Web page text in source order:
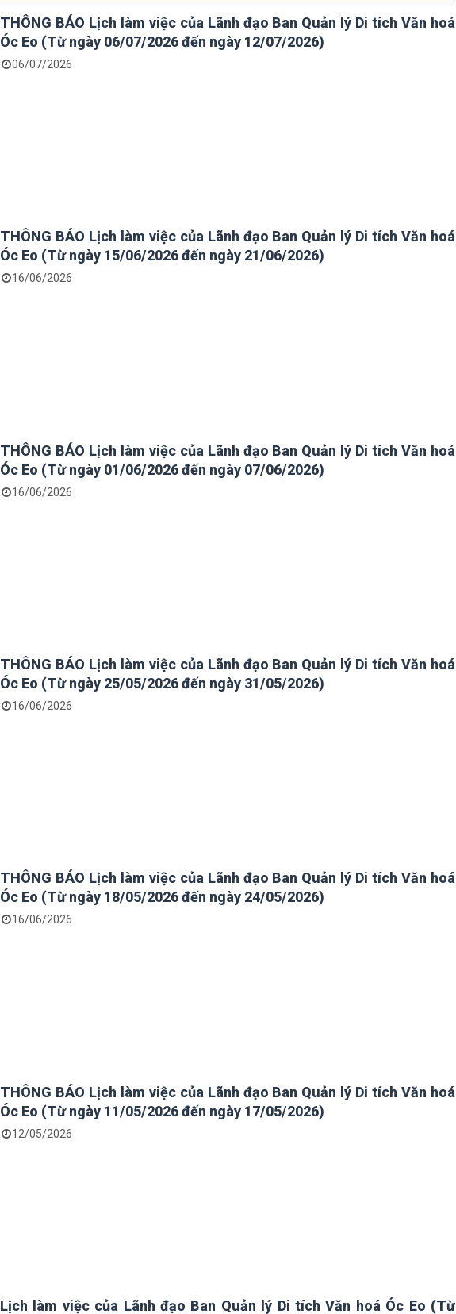
THÔNG BÁO Lịch làm việc của Lãnh đạo Ban Quản lý Di tích Văn hoá
Óc Eo (Từ ngày 06/07/2026 đến ngày 12/07/2026)
06/07/2026
THÔNG BÁO Lịch làm việc của Lãnh đạo Ban Quản lý Di tích Văn hoá
Óc Eo (Từ ngày 15/06/2026 đến ngày 21/06/2026)
16/06/2026
THÔNG BÁO Lịch làm việc của Lãnh đạo Ban Quản lý Di tích Văn hoá
Óc Eo (Từ ngày 01/06/2026 đến ngày 07/06/2026)
16/06/2026
THÔNG BÁO Lịch làm việc của Lãnh đạo Ban Quản lý Di tích Văn hoá
Óc Eo (Từ ngày 25/05/2026 đến ngày 31/05/2026)
16/06/2026
THÔNG BÁO Lịch làm việc của Lãnh đạo Ban Quản lý Di tích Văn hoá
Óc Eo (Từ ngày 18/05/2026 đến ngày 24/05/2026)
16/06/2026
THÔNG BÁO Lịch làm việc của Lãnh đạo Ban Quản lý Di tích Văn hoá
Óc Eo (Từ ngày 11/05/2026 đến ngày 17/05/2026)
12/05/2026
Lịch làm việc của Lãnh đạo Ban Quản lý Di tích Văn hoá Óc Eo (Từ